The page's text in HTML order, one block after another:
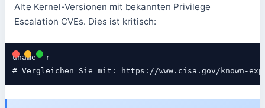
Alte Kernel-Versionen mit bekannten Privilege
Escalation CVEs. Dies ist kritisch:
uname -r
# Vergleichen Sie mit: https://www.cisa.gov/known-